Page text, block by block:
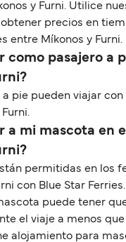
y Furni. Utilice
precios en
entre Míkonos y Furni.
como pasajero a
a pie pueden viajar con
a mi mascota en
permitidas en los
con Blue Star
puede tener
el viaje a menos
alojamiento para